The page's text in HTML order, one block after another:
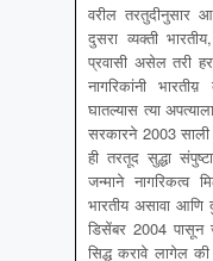
वरील तरतुदीनुसार
दुसरा व्यक्ती
प्रवासी असेल तरी
नागरिकांनी
घातल्यास त्या
सरकारने 2003
ही तरतूद सुद्धा
जन्माने नागरिकत्व
भारतीय असावा आणि
डिसेंबर 2004 पासून
सिद्ध करावे लागेल